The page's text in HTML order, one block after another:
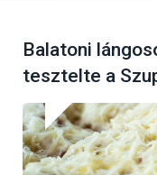
Balatoni
tesztelte a